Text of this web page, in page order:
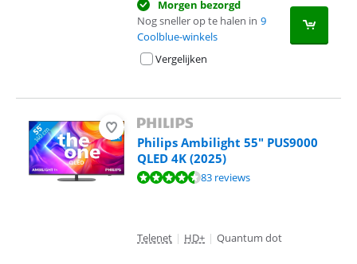
Morgen bezorgd
Nog sneller op te halen in 9
Coolblue-winkels
Vergelijken
Philips Ambilight 55" PUS9000
QLED 4K (2025)
Beoordeling is 8,5 van de 10, gebaseerd op 83 reviews.
83 reviews
Telenet | HD+ | Quantum dot